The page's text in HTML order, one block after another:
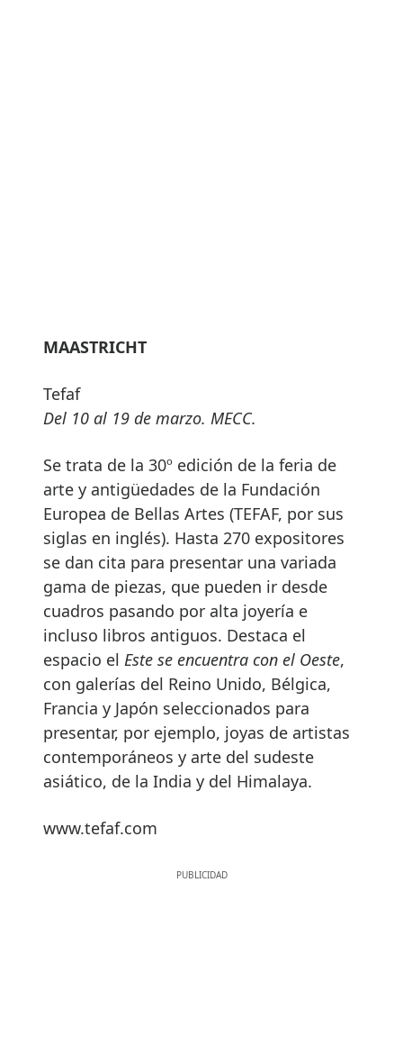
MAASTRICHT
Tefaf
Del 10 al 19 de marzo. MECC.
Se trata de la 30º edición de la feria de
arte y antigüedades de la Fundación
Europea de Bellas Artes (TEFAF, por sus
siglas en inglés). Hasta 270 expositores
se dan cita para presentar una variada
gama de piezas, que pueden ir desde
cuadros pasando por alta joyería e
incluso libros antiguos. Destaca el
espacio el Este se encuentra con el Oeste,
con galerías del Reino Unido, Bélgica,
Francia y Japón seleccionados para
presentar, por ejemplo, joyas de artistas
contemporáneos y arte del sudeste
asiático, de la India y del Himalaya.
www.tefaf.com